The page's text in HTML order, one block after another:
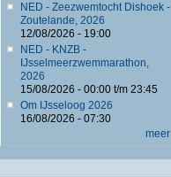
NED - Zeezwemtocht Dishoek -
Zoutelande, 2026
12/08/2026 - 19:00
NED - KNZB -
IJsselmeerzwemmarathon,
2026
15/08/2026 - 00:00t/m 23:45
Om IJsseloog 2026
16/08/2026 - 07:30
meer